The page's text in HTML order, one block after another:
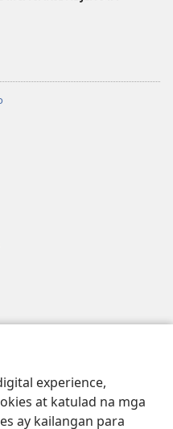
experience,
at katulad na mga
ay kailangan para